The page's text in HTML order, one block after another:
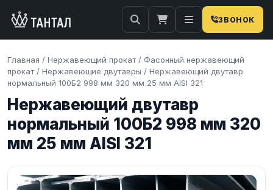
ЗВОНОК
Главная / Нержавеющий прокат / Фасонный нержавеющий
прокат / Нержавеющие двутавры / Нержавеющий двутавр
нормальный 100Б2 998 мм 320 мм 25 мм AISI 321
Нержавеющий двутавр
нормальный 100Б2 998 мм 320
мм 25 мм AISI 321